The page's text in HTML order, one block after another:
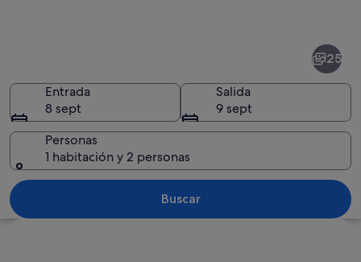
Un mercado callejero concurrido,
25
Entrada
8 sept
Salida
9 sept
Personas
1 habitación y 2 personas
Buscar